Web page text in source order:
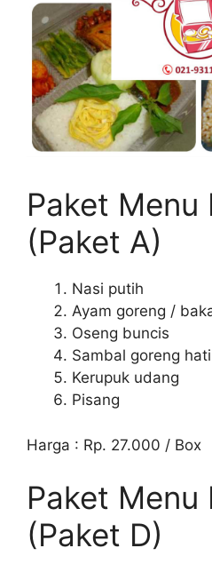
Paket Menu
(Paket A)
Nasi putih
Ayam goreng /
Oseng buncis
Sambal goreng
Kerupuk udang
Pisang
Harga : Rp. 27.000 / Box
Paket Menu
(Paket D)